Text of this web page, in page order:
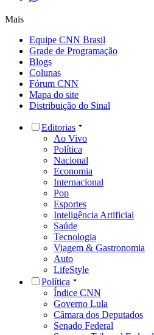
Mais
Equipe CNN Brasil
Grade de Programação
Blogs
Colunas
Fórum CNN
Mapa do site
Distribuição do Sinal
Editorias
Ao Vivo
Política
Nacional
Economia
Internacional
Pop
Esportes
Inteligência Artificial
Saúde
Tecnologia
Viagem & Gastronomia
Auto
LifeStyle
Política
Índice CNN
Governo Lula
Câmara dos Deputados
Senado Federal